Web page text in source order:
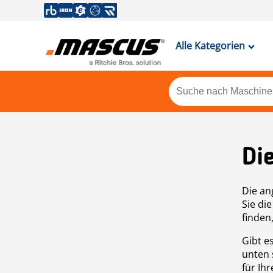
Alle Kategorien
Die
Sie
Gibt
unten
für